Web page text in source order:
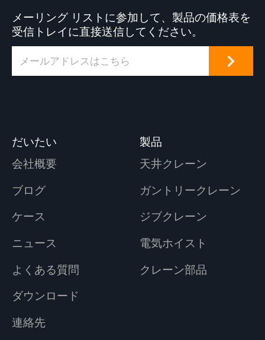
メーリング リストに参加して、製品の価格表を
受信トレイに直接送信してください。
だいたい
会社概要
ブログ
ケース
ニュース
よくある質問
ダウンロード
連絡先
製品
天井クレーン
ガントリークレーン
ジブクレーン
電気ホイスト
クレーン部品